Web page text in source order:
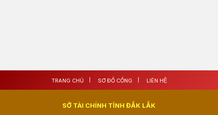
TRANG CHỦ SƠ ĐỒ CỔNG LIÊN HỆ
SỞ TÀI CHÍNH TỈNH ĐẮK LẮK